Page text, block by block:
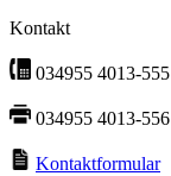
Kontakt
034955 4013-555
034955 4013-556
Kontaktformular